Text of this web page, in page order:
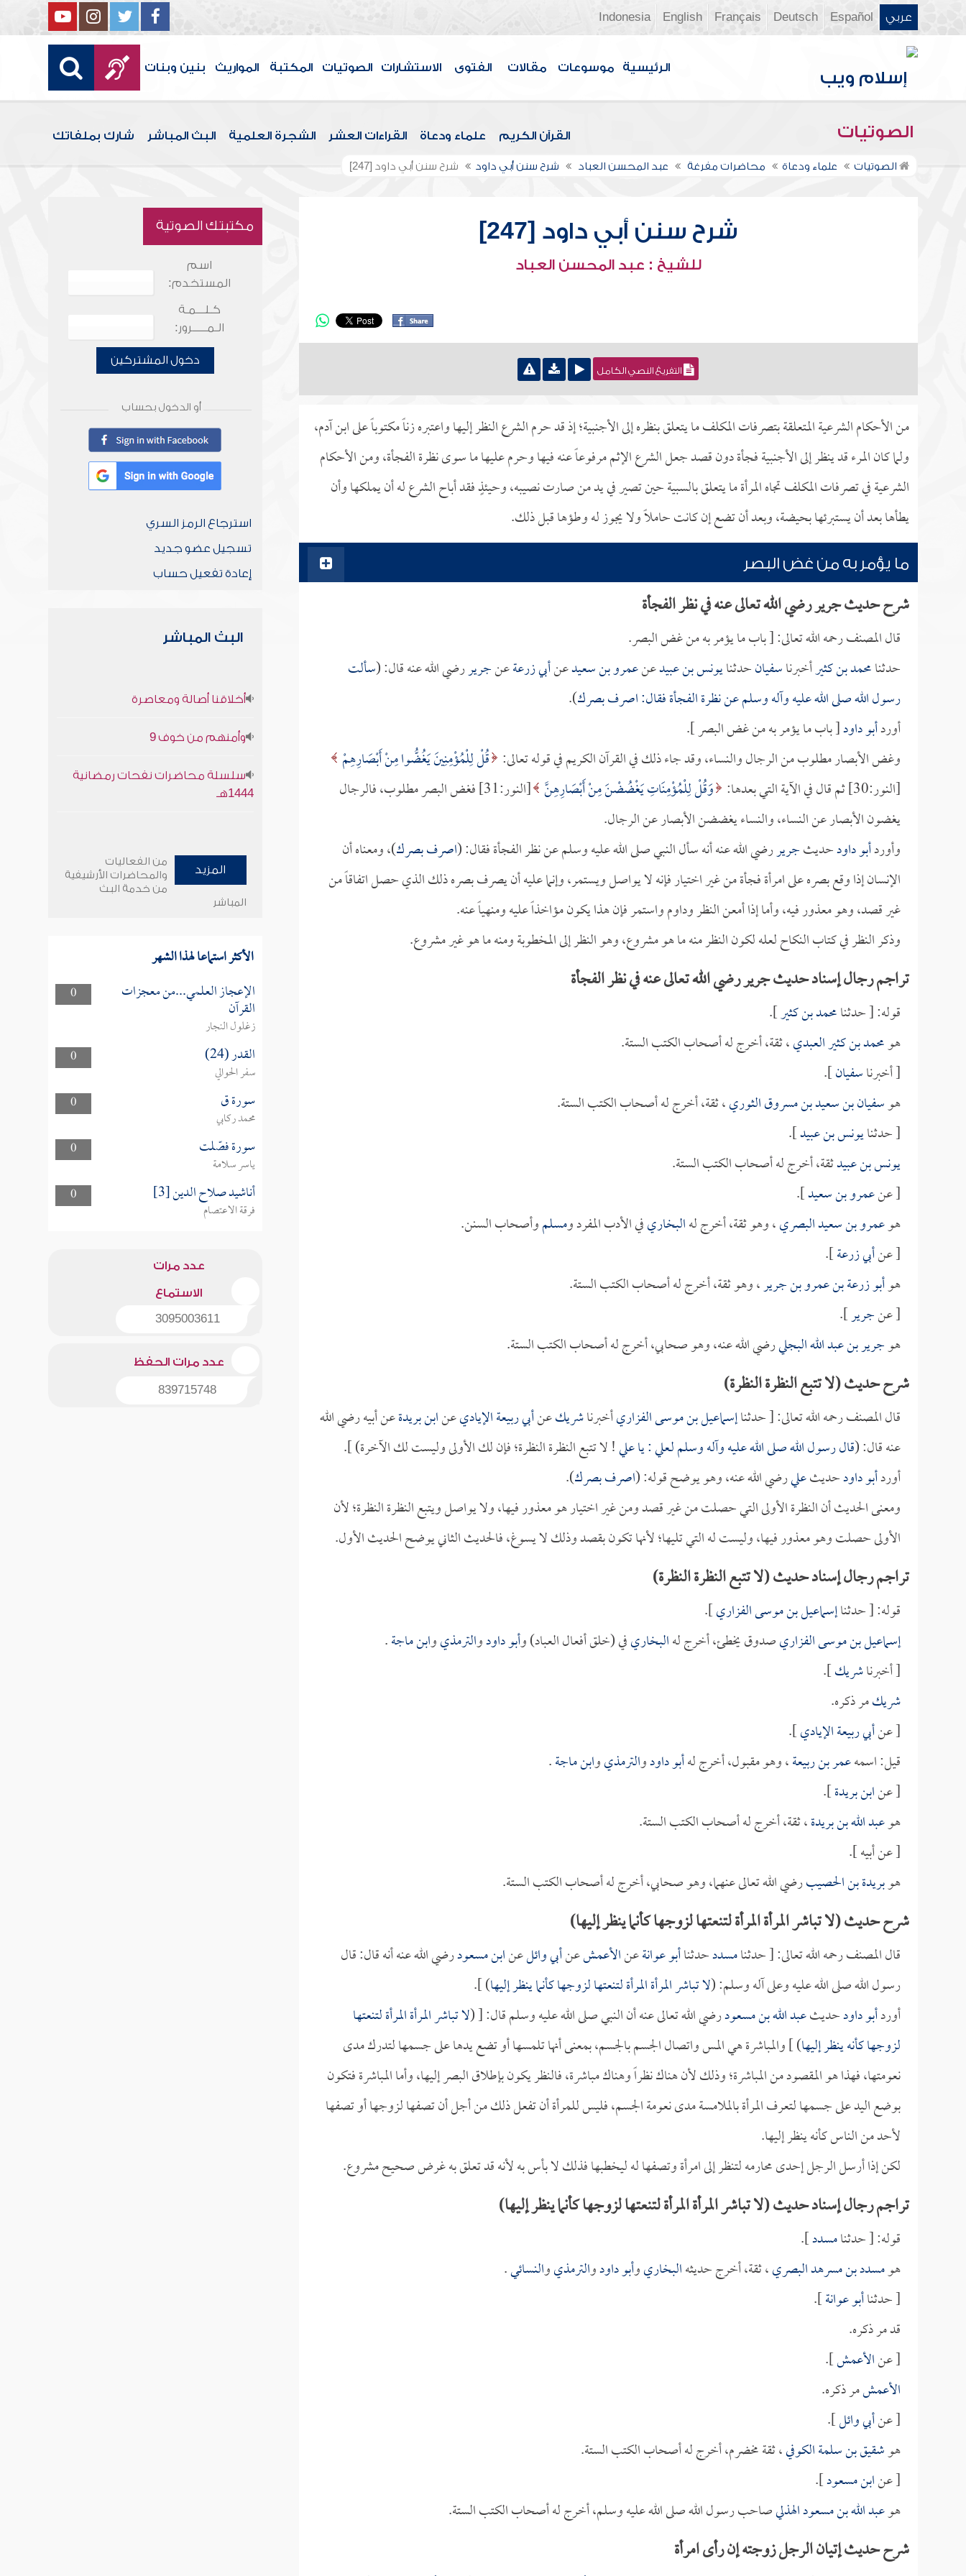
عربي Español
Deutsch
Français
English
Indonesia
الرئيسية موسوعات مقالات الفتوى الاستشارات الصوتيات المكتبة المواريث بنين وبنات
الصوتيات القرآن الكريم علماء ودعاة القراءات العشر الشجرة العلمية البث المباشر شارك بملفاتك
الصوتيات علماء ودعاة محاضرات مفرغة عبد المحسن العباد شرح سنن أبي داود شرح سنن أبي داود [247]
شرح سنن أبي داود [247]
للشيخ : عبد المحسن العباد
التفريغ النصي الكامل
من الأحكام الشرعية المتعلقة بتصرفات المكلف ما يتعلق بنظره إلى الأجنبية؛ إذ قد حرم الشرع النظر إليها واعتبره زناً مكتوباً على ابن آدم،
ولما كان المرء قد ينظر إلى الأجنبية فجأة دون قصد جعل الشرع الإثم مرفوعاً عنه فيها وحرم عليها ما سوى نظرة الفجأة، ومن الأحكام
الشرعية في تصرفات المكلف تجاه المرأة ما يتعلق بالسبية حين تصير في يد من صارت نصيبه، وحيئذٍ فقد أباح الشرع له أن يملكها وأن
يطأها بعد أن يستبرئها بحيضة، وبعد أن تضع إن كانت حاملاً ولا يجوز له وطؤها قبل ذلك.
ما يؤمر به من غض البصر
شرح حديث جرير رضي الله تعالى عنه في نظر الفجأة
قال المصنف رحمه الله تعالى: [ باب ما يؤمر به من غض البصر.
حدثنامحمد بن كثيرأخبرناسفيانحدثنايونس بن عبيدعنعمرو بن سعيدعنأبي زرعةعنجريررضي الله عنه قال: (سألت
رسول الله صلى الله عليه وآله وسلم عن نظرة الفجأة فقال: اصرف بصرك).
أوردأبو داود[ باب ما يؤمر به من غض البصر ].
وغض الأبصار مطلوب من الرجال والنساء، وقد جاء ذلك في القرآن الكريم في قوله تعالى: قُلْ لِلْمُؤْمِنِينَ يَغُضُّوا مِنْ أَبْصَارِهِمْ
[النور:30] ثم قال في الآية التي بعدها:
وَقُلْ لِلْمُؤْمِنَاتِ يَغْضُضْنَ مِنْ أَبْصَارِهِنَّ
[النور:31] فغض البصر مطلوب، فالرجال
يغضون الأبصار عن النساء، والنساء يغضضن الأبصار عن الرجال.
وأوردأبو داودحديثجريررضي الله عنه أنه سأل النبي صلى الله عليه وسلم عن نظر الفجأة فقال: (اصرف بصرك)، ومعناه أن
الإنسان إذا وقع بصره على امرأة فجأة من غير اختيار فإنه لا يواصل ويستمر، وإنما عليه أن يصرف بصره ذلك الذي حصل اتفاقاً من
غير قصد، وهو معذور فيه، وأما إذا أمعن النظر وداوم واستمر فإن هذا يكون مؤاخذاً عليه ومنهياً عنه.
وذكر النظر في كتاب النكاح لعله لكون النظر منه ما هو مشروع، وهو النظر إلى المخطوبة ومنه ما هو غير مشروع.
تراجم رجال إسناد حديث جرير رضي الله تعالى عنه في نظر الفجأة
قوله: [ حدثنامحمد بن كثير].
هومحمد بن كثير العبدي، ثقة، أخرج له أصحاب الكتب الستة.
[ أخبرناسفيان].
هوسفيان بن سعيد بن مسروق الثوري، ثقة، أخرج له أصحاب الكتب الستة.
[ حدثنايونس بن عبيد].
يونس بن عبيدثقة، أخرج له أصحاب الكتب الستة.
[ عنعمرو بن سعيد].
هوعمرو بن سعيد البصري، وهو ثقة، أخرج لهالبخاريفي الأدب المفرد ومسلموأصحاب السنن.
[ عنأبي زرعة].
هوأبو زرعة بن عمرو بن جرير، وهو ثقة، أخرج له أصحاب الكتب الستة.
[ عنجرير].
هوجرير بن عبد الله البجليرضي الله عنه، وهو صحابي، أخرج له أصحاب الكتب الستة.
شرح حديث (لا تتبع النظرة النظرة)
قال المصنف رحمه الله تعالى: [ حدثناإسماعيل بن موسى الفزاريأخبرناشريكعنأبي ربيعة الإياديعنابن بريدةعن أبيه رضي الله
عنه قال: (قال رسول الله صلى الله عليه وآله وسلم لـعلي: ياعلي! لا تتبع النظرة النظرة؛ فإن لك الأولى وليست لك الآخرة) ].
أوردأبو داودحديثعليرضي الله عنه، وهو يوضح قوله: (اصرف بصرك).
ومعنى الحديث أن النظرة الأولى التي حصلت من غير قصد ومن غير اختيار هو معذور فيها، ولا يواصل ويتبع النظرة النظرة؛ لأن
الأولى حصلت وهو معذور فيها، وليست له التي تليها؛ لأنها تكون بقصد وذلك لا يسوغ، فالحديث الثاني يوضح الحديث الأول.
تراجم رجال إسناد حديث (لا تتبع النظرة النظرة)
قوله: [ حدثناإسماعيل بن موسى الفزاري].
إسماعيل بن موسى الفزاريصدوق يخطئ، أخرج لهالبخاريفي (خلق أفعال العباد) وأبو داودوالترمذيوابن ماجة.
[ أخبرناشريك].
شريكمر ذكره.
[ عنأبي ربيعة الإيادي].
قيل: اسمهعمر بن ربيعة، وهو مقبول، أخرج لهأبو داودوالترمذيوابن ماجة.
[ عنابن بريدة].
هوعبد الله بن بريدة، ثقة، أخرج له أصحاب الكتب الستة.
[ عن أبيه ].
هوبريدة بن الحصيبرضي الله تعالى عنهما، وهو صحابي، أخرج له أصحاب الكتب الستة.
شرح حديث (لا تباشر المرأة المرأة لتنعتها لزوجها كأنما ينظر إليها)
قال المصنف رحمه الله تعالى: [ حدثنامسددحدثناأبو عوانةعنالأعمشعنأبي وائلعنابن مسعودرضي الله عنه أنه قال: قال
رسول الله صلى الله عليه وعلى آله وسلم: (لا تباشر المرأة المرأة لتنعتها لزوجها كأنما ينظر إليها) ].
أوردأبو داودحديثعبد الله بن مسعودرضي الله تعالى عنه أن النبي صلى الله عليه وسلم قال: [ (لا تباشر المرأة المرأة لتنعتها
لزوجها كأنه ينظر إليها) ] والمباشرة هي المس واتصال الجسم بالجسم، بمعنى أنها تلمسها أو تضع يدها على جسمها لتدرك مدى
نعومتها، فهذا هو المقصود من المباشرة؛ وذلك لأن هناك نظراً وهناك مباشرة، فالنظر يكون بإطلاق البصر إليها، وأما المباشرة فتكون
بوضع اليد على جسمها لتعرف المرأة بالملامسة مدى نعومة الجسم، فليس للمرأة أن تفعل ذلك من أجل أن تصفها لزوجها أو تصفها
لأحد من الناس كأنه ينظر إليها.
لكن إذا أرسل الرجل إحدى محارمه لتنظر إلى امرأة وتصفها له ليخطبها فذلك لا بأس به لأنه قد تعلق به غرض صحيح مشروع.
تراجم رجال إسناد حديث (لا تباشر المرأة المرأة لتنعتها لزوجها كأنما ينظر إليها)
قوله: [ حدثنامسدد].
هومسدد بن مسرهد البصري، ثقة، أخرج حديثهالبخاريوأبو داودوالترمذيوالنسائي.
[ حدثناأبو عوانة].
قد مر ذكره.
[ عنالأعمش].
الأعمشمر ذكره.
[ عنأبي وائل].
هوشقيق بن سلمة الكوفي، ثقة مخضرم، أخرج له أصحاب الكتب الستة.
[ عنابن مسعود].
هوعبد الله بن مسعود الهذليصاحب رسول الله صلى الله عليه وسلم، أخرج له أصحاب الكتب الستة.
شرح حديث إتيان الرجل زوجته إن رأى امرأة
مكتبتك الصوتية
اسم
المستخدم:
كـلـــمـة
الـمـــــرور:
دخول المشتركين
أو الدخول بحساب
استرجاع الرمز السري
تسجيل عضو جديد
إعادة تفعيل حساب
البث المباشر
أخلاقنا أصالة ومعاصرة
وأمنهم من خوف 9
سلسلة محاضرات نفحات رمضانية
1444هـ
المزيد
من الفعاليات
والمحاضرات الأرشيفية
من خدمة البث
المباشر
الأكثر استماعا لهذا الشهر
0 الإعجاز العلمي...من معجزات
القرآن
زغلول النجار
0
القدر (24)
سفر الحوالي
0
سورة ق
محمد ركابي
0
سورة فصّلت
ياسر سلامة
0
أناشيد صلاح الدين [3]
فرقة الاعتصام
عدد مرات
الاستماع
3095003611
عدد مرات الحفظ
839715748